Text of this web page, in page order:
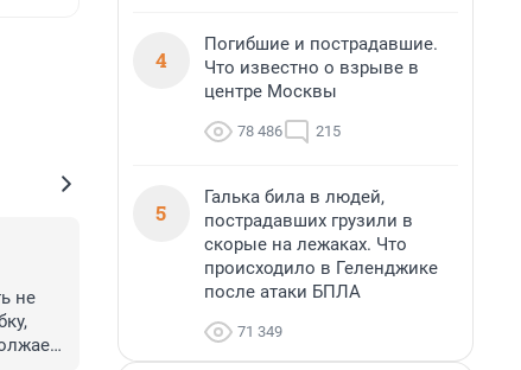
не
4
Погибшие и пострадавшие.
Что известно о взрыве в
центре Москвы
78 486 215
5
Галька била в людей,
пострадавших грузили в
скорые на лежаках. Что
происходило в Геленджике
после атаки БПЛА
71 349